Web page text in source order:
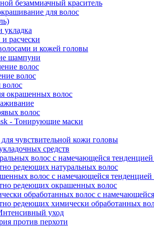
безаммиачный краситель
для волос
укладка
расчески
и кожей головы
шампуни
волос
волос
окрашенных волос
волос
- Тонирующие маски
чувствительной кожи головы
средств
волос с намечающейся
редеющих натуральных волос
волос с намечающейся
редеющих окрашенных волос
обработанных волос с
редеющих химически обработанных
уход
против перхоти